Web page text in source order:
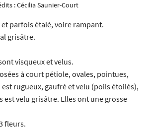
:Cécilia Saunier-Court
parfois étalé, voire rampant.
grisâtre.
visqueux et velus.
à court pétiole, ovales, pointues,
est rugueux, gaufré et velu (poils étoilés),
est velu grisâtre. Elles ont une grosse
fleurs.